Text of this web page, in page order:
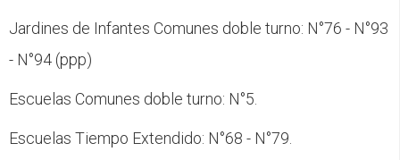
Jardines de Infantes Comunes doble turno: N°76 - N°93
- N°94 (ppp)
Escuelas Comunes doble turno: N°5.
Escuelas Tiempo Extendido: N°68 - N°79.